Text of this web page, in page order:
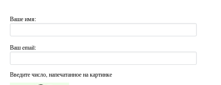
Ваше имя:
Ваш email:
Введите число, напечатанное на картинке